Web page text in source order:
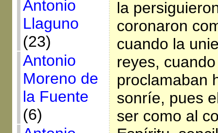
Antonio
Llaguno
(23)
Antonio
Moreno de
la Fuente
(6)
la
coronaron
cuando la
reyes,
proclamaban
sonríe, pues
ser como al